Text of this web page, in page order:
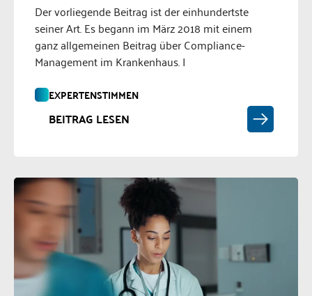
Der vorliegende Beitrag ist der einhundertste
seiner Art. Es begann im März 2018 mit einem
ganz allgemeinen Beitrag über Compliance-
Management im Krankenhaus. I
EXPERTENSTIMMEN
BEITRAG LESEN